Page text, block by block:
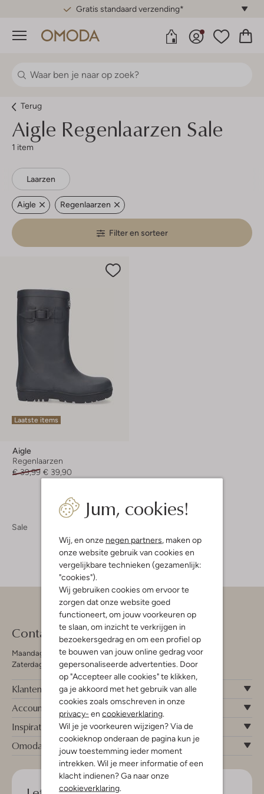
Gratis standaard verzending*
Menu
Jum, cookies!
Wij, en onze negen partners , maken op
onze website gebruik van cookies en
vergelijkbare technieken (gezamenlijk:
"cookies").
Wij gebruiken cookies om ervoor te
zorgen dat onze website goed
functioneert, om jouw voorkeuren op
te slaan, om inzicht te verkrijgen in
bezoekersgedrag en om een profiel op
te bouwen van jouw online gedrag voor
gepersonaliseerde advertenties. Door
op "Accepteer alle cookies" te klikken,
ga je akkoord met het gebruik van alle
cookies zoals omschreven in onze
privacy- en cookieverklaring
Wil je je voorkeuren wijzigen? Via de
cookieknop onderaan de pagina kun je
jouw toestemming ieder moment
intrekken. Wil je meer informatie of een
klacht indienen? Ga naar onze
cookieverklaring
Terug
Aigle Regenlaarzen Sale
1 item
Laarzen
Aigle Regenlaarzen
Filter en sorteer
Laatste items
Aigle
Regenlaarzen
€ 39,99 € 39,90
Sale
Contact
Maandag - Vrijdag 09:00 - 19:00 uur
Zaterdag 09:00 - 17:00 uur
Klantenservice
Account
Inspiratie
Omoda